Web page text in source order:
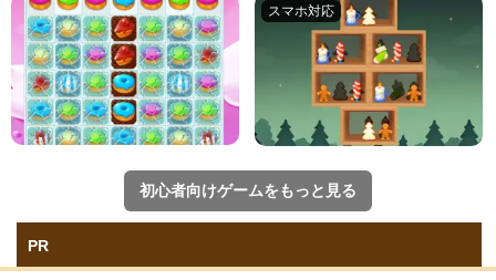
初心者向けゲームをもっと見る
PR